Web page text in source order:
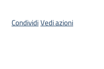
CondividiVedi azioni